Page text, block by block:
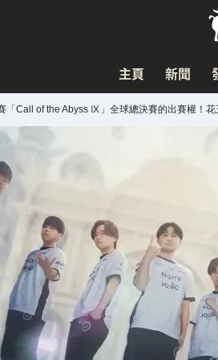
主頁 新聞
「Call of the Abyss Ⅸ」全球總決賽的出賽權！